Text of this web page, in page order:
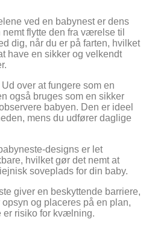
ved en babynest er dens
flytte den fra værelse til
dig, når du er på farten, hvilket
have en sikker og velkendt
over at fungere som en
også bruges som en sikker
babyen. Den er ideel
mens du udfører daglige
designs er let
hvilket gør det nemt at
soveplads for din baby.
giver en beskyttende barriere,
og placeres på en plan,
er risiko for kvælning.